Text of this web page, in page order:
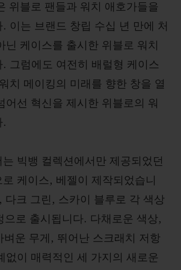
위블로 팬들과 워치 애호가들을
이는 브랜드 창립 수십 년 만에 처
닌 케이스를 출시한 위블로 워치
. 그럼에도 여전히 배럴형 케이스
치 메이킹의 미래를 향한 창을 열
어선 혁신을 제시한 위블로의 워
.
빅뱅 컬렉션에서만 제공되었던
케이스, 베젤이 제작되었습니
다크 그린, 스카이 블루로 각 색상
로 출시됩니다. 다채로운 색상,
벼운 무게, 뛰어난 스크래치 저항
없이 매력적인 세 가지의 새로운
연락처